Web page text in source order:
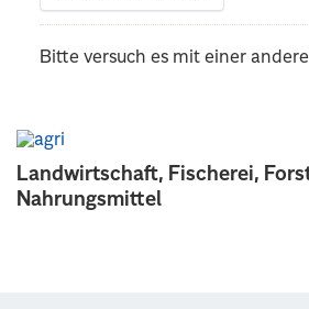
Landwirtschaft, Fischerei,
Nahrungsmittel
Bitte versuch es mit einer